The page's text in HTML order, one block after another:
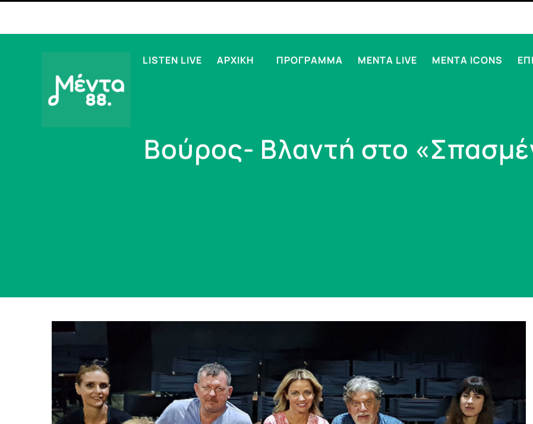
LISTEN LIVE ΑΡΧΙΚΗ ΠΡΟΓΡΑΜΜΑ MENTA LIVE MENTA ICONS
Βούρος- Βλαντή στο